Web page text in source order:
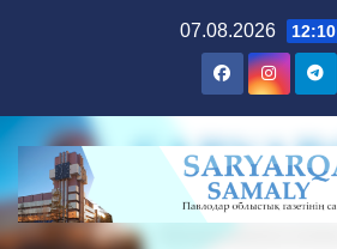
07.08.2026 12:10